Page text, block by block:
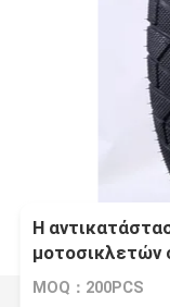
Η
μοτοσικλετών
70-13 J668 6
MOQ：200PCS